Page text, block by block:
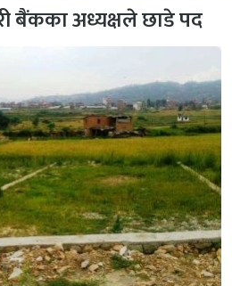
बैंकका अध्यक्षले छाडे पद